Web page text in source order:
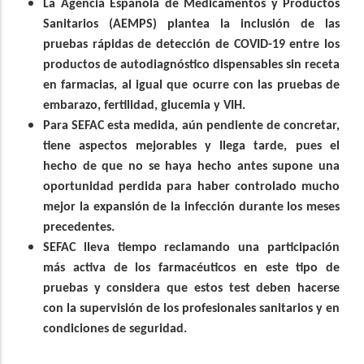
La Agencia Española de Medicamentos y Productos
Sanitarios (AEMPS) plantea la inclusión de las
pruebas rápidas de detección de COVID-19 entre los
productos de autodiagnóstico dispensables sin receta
en farmacias, al igual que ocurre con las pruebas de
embarazo, fertilidad, glucemia y VIH.
Para SEFAC esta medida, aún pendiente de concretar,
tiene aspectos mejorables y llega tarde, pues el
hecho de que no se haya hecho antes supone una
oportunidad perdida para haber controlado mucho
mejor la expansión de la infección durante los meses
precedentes.
SEFAC lleva tiempo reclamando una participación
más activa de los farmacéuticos en este tipo de
pruebas y considera que estos test deben hacerse
con la supervisión de los profesionales sanitarios y en
condiciones de seguridad.